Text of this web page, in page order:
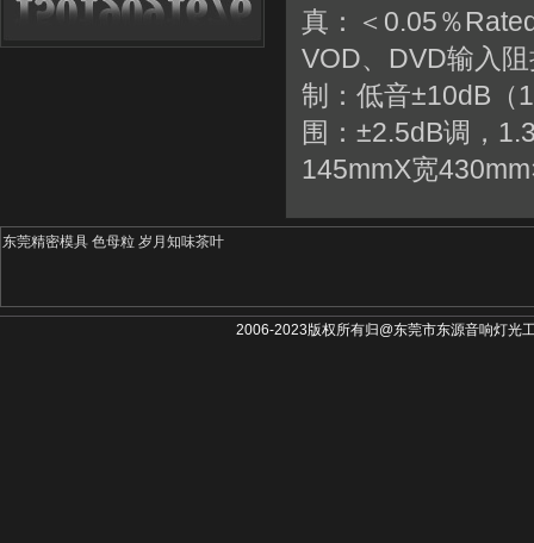
真：＜0.05％
VOD、DVD输入
制：低音±10dB（
围：±2.5dB调，
145mmX宽
东莞精密模具 色母粒 岁月知味茶叶
2006-2023版权所有归@东莞市东源音响灯光